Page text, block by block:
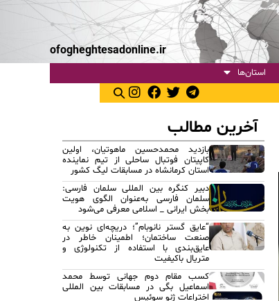
ofogheghtesadonline.ir
استان‌ها
آخرین مطالب
بازدید محمدحسین ماهوتیان، اولین
کاپیتان فوتبال ساحلی از تیم نماینده
استان کرمانشاه در مسابقات لیگ کشور
دبیر کنگره بین المللی سلمان فارسی:
سلمان فارسی به‌عنوان الگوی هویت
بخش ایرانی _ اسلامی معرفی می‌شود
“عایق گستر نانوبام”؛ دریچه‌ای نوین به
صنعت ساختمان؛ اطمینان خاطر در
عایق‌بندی با استفاده از تکنولوژی و
متریال باکیفیت
کسب مقام دوم جهانی توسط محمد
اسماعیل بگی در مسابقات بین المللی
اختراعات ژنو سوئیس